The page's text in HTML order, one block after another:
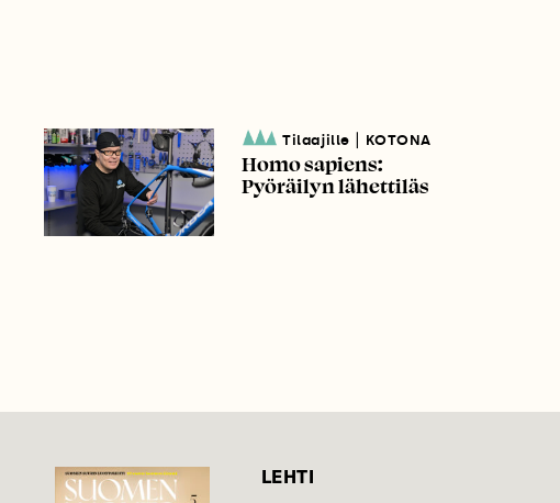
Tilaajille KOTONA
Homo sapiens:
Pyöräilyn lähettiläs
LEHTI